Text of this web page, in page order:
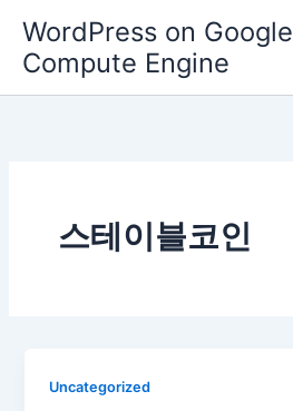
로
WordPress on Google
Compute Engine
스테이블코인
Uncategorized